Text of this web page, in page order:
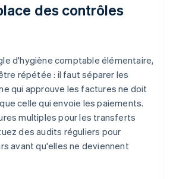
des contrôles
d'hygiène comptable élémentaire,
répétée : il faut séparer les
qui approuve les factures ne doit
celle qui envoie les paiements.
multiples pour les transferts
des audits réguliers pour
avant qu'elles ne deviennent